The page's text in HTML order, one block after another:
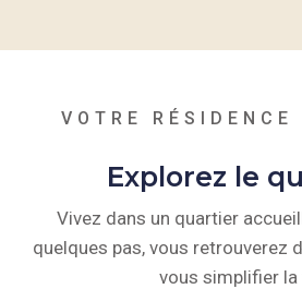
VOTRE RÉSIDENCE
Explorez le
Vivez dans un quartier
quelques pas, vous retrouverez
vous simplifier la